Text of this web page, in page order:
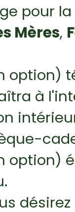
pour
Mères,
option)
à
option)